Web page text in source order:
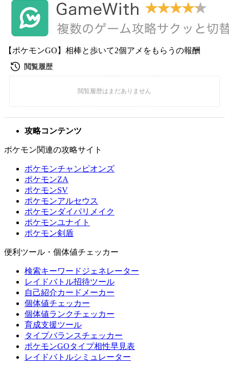
【ポケモンGO】相棒と歩いて2個アメをもらうの報酬
攻略コンテンツ
ポケモン関連の攻略サイト
ポケモンチャンピオンズ
ポケモンZA
ポケモンSV
ポケモンアルセウス
ポケモンダイパリメイク
ポケモンユナイト
ポケモン剣盾
便利ツール・個体値チェッカー
検索キーワードジェネレーター
レイドバトル招待ツール
自己紹介カードメーカー
個体値チェッカー
個体値ランクチェッカー
育成支援ツール
タイプバランスチェッカー
ポケモンGOタイプ相性早見表
レイドバトルシミュレーター